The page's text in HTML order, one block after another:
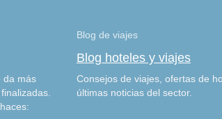
da más
Blog de viajes
Blog hoteles y viajes
Consejos de viajes, ofertas de
últimas noticias del sector.